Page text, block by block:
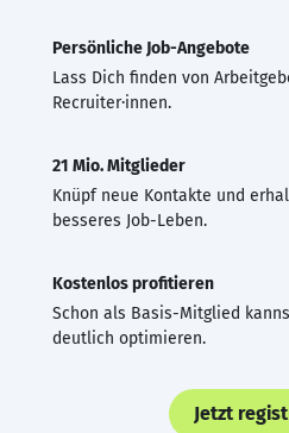
Persönliche Job-Angebote
Lass Dich finden von
Recruiter·innen.
21 Mio. Mitglieder
Knüpf neue Kontakte und
besseres Job-Leben.
Kostenlos profitieren
Schon als Basis-Mitglied
deutlich optimieren.
Jetzt